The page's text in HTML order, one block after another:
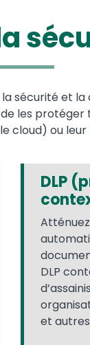
et
les
cloud) ou
DLP
DLP
et